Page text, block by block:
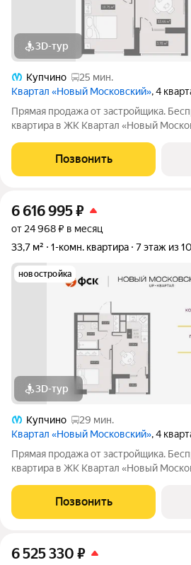
3D-тур
Купчино
25 мин.
Квартал «Новый Московский», 4
Прямая продажа от застройщика.
квартира в ЖК Квартал «Новый
квартал «Новый Московский» в
комплекс объединит в себе
Позвонить
6 616 995₽
от 24 968 ₽ в месяц
33,7 м²
1-комн. квартира 7 этаж из 10
новостройка
3D-тур
Купчино
29 мин.
Квартал «Новый Московский», 4
Прямая продажа от застройщика.
квартира в ЖК Квартал «Новый
квартал «Новый Московский» в
комплекс объединит в себе
Позвонить
6 525 330 ₽